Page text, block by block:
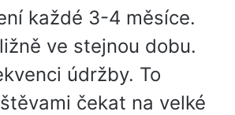
každé 3-4 měsíce.
ve stejnou dobu.
údržby. To
čekat na velké